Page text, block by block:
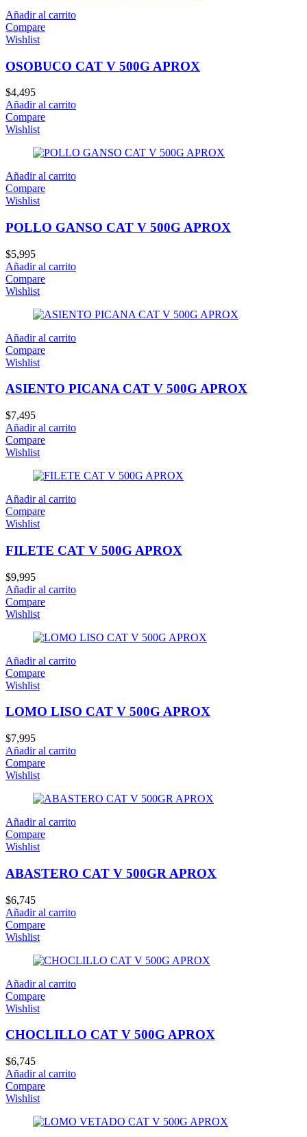
Añadir al carrito
Compare
Wishlist
OSOBUCO CAT V 500G APROX
$4,495
Añadir al carrito
Compare
Wishlist
Añadir al carrito
Compare
Wishlist
POLLO GANSO CAT V 500G APROX
$5,995
Añadir al carrito
Compare
Wishlist
Añadir al carrito
Compare
Wishlist
ASIENTO PICANA CAT V 500G APROX
$7,495
Añadir al carrito
Compare
Wishlist
Añadir al carrito
Compare
Wishlist
FILETE CAT V 500G APROX
$9,995
Añadir al carrito
Compare
Wishlist
Añadir al carrito
Compare
Wishlist
LOMO LISO CAT V 500G APROX
$7,995
Añadir al carrito
Compare
Wishlist
Añadir al carrito
Compare
Wishlist
ABASTERO CAT V 500GR APROX
$6,745
Añadir al carrito
Compare
Wishlist
Añadir al carrito
Compare
Wishlist
CHOCLILLO CAT V 500G APROX
$6,745
Añadir al carrito
Compare
Wishlist